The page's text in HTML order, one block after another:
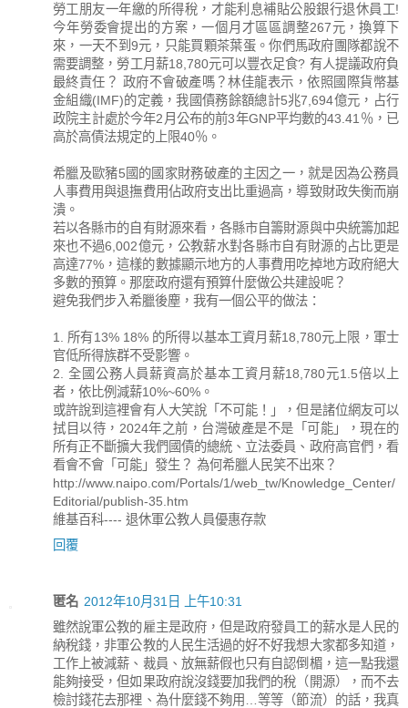
勞工朋友一年繳的所得稅，才能利息補貼公股銀行退休員工!
今年勞委會提出的方案，一個月才區區調整267元，換算下
來，一天不到9元，只能買顆茶葉蛋。你們馬政府團隊都說不
需要調整，勞工月薪18,780元可以豐衣足食? 有人提議政府負
最終責任？ 政府不會破產嗎？林佳龍表示，依照國際貨幣基
金組織(IMF)的定義，我國債務餘額總計5兆7,694億元，占行
政院主計處於今年2月公布的前3年GNP平均數的43.41％，已
高於高債法規定的上限40％。
希臘及歐豬5國的國家財務破產的主因之一，就是因為公務員
人事費用與退撫費用佔政府支出比重過高，導致財政失衡而崩
潰。
若以各縣市的自有財源來看，各縣市自籌財源與中央統籌加起
來也不過6,002億元，公教薪水對各縣市自有財源的占比更是
高達77%，這樣的數據顯示地方的人事費用吃掉地方政府絕大
多數的預算。那麼政府還有預算什麼做公共建設呢？
避免我們步入希臘後塵，我有一個公平的做法：
1. 所有13% 18% 的所得以基本工資月薪18,780元上限，軍士
官低所得族群不受影響。
2. 全國公務人員薪資高於基本工資月薪18,780元1.5倍以上
者，依比例減薪10%~60%。
或許說到這裡會有人大笑說「不可能！」，但是諸位網友可以
拭目以待，2024年之前，台灣破產是不是「可能」，現在的
所有正不斷擴大我們國債的總統、立法委員、政府高官們，看
看會不會「可能」發生？ 為何希臘人民笑不出來？
http://www.naipo.com/Portals/1/web_tw/Knowledge_Center/
Editorial/publish-35.htm
維基百科---- 退休軍公教人員優惠存款
回覆
匿名 2012年10月31日 上午10:31
雖然說軍公教的雇主是政府，但是政府發員工的薪水是人民的
納稅錢，非軍公教的人民生活過的好不好我想大家都多知道，
工作上被減薪、裁員、放無薪假也只有自認倒楣，這一點我還
能夠接受，但如果政府說沒錢要加我們的稅（開源），而不去
檢討錢花去那裡、為什麼錢不夠用…等等（節流）的話，我真